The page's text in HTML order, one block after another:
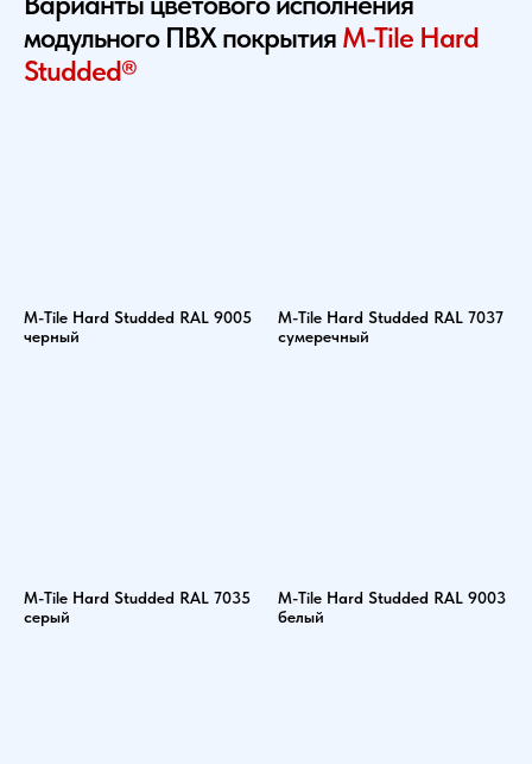
модульного ПВХ покрытия M-Tile Hard
Studded®
M-Tile Hard Studded RAL 9005
черный
M-Tile Hard Studded RAL 7037
сумеречный
M-Tile Hard Studded RAL 7035
серый
M-Tile Hard Studded RAL 9003
белый